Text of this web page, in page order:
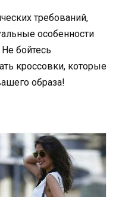
требований,
особенности
бойтесь
кроссовки, которые
образа!